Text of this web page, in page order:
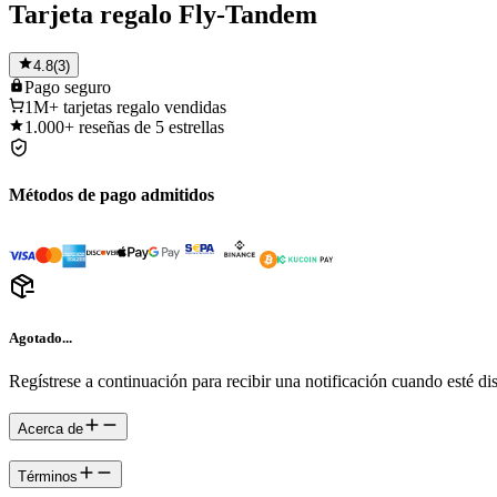
Tarjeta regalo Fly-Tandem
4.8(3)
Pago seguro
1M+ tarjetas regalo vendidas
1.000+ reseñas de 5 estrellas
Métodos de pago admitidos
Agotado...
Regístrese a continuación para recibir una notificación cuando esté
Acerca de
Términos